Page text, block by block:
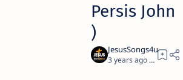
Persis John
)
3 years ago 1